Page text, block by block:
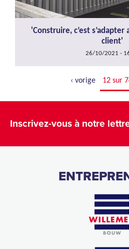
'Construire, c’est s’adapter
client'
26/10/2021 -
‹ vorige 12 sur
Inscrivez-vous à notre